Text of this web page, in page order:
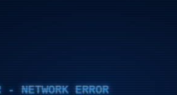
NETWORK ERROR